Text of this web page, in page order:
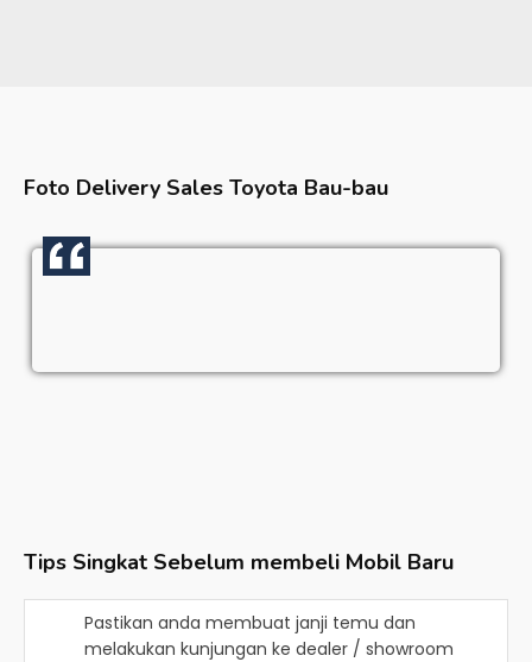
Foto Delivery Sales Toyota Bau-bau
Tips Singkat Sebelum membeli Mobil Baru
Pastikan anda membuat janji temu dan
melakukan kunjungan ke dealer / showroom